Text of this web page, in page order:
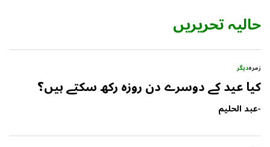
حالیہ تحریریں
زمرہدیگر
کیا عید کے دوسرے دن روزہ رکھ سکتے ہیں؟
-عبد الحلیم